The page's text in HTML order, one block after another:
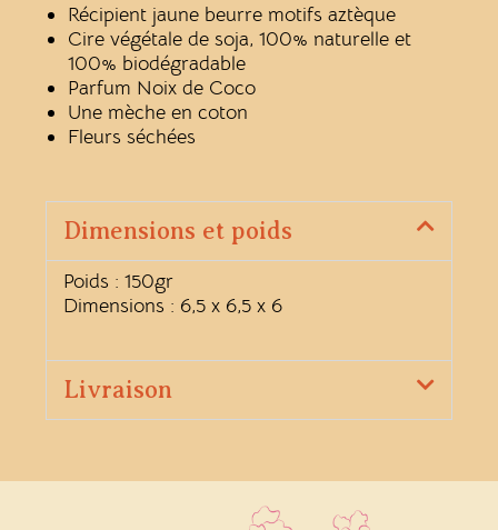
Récipient jaune beurre motifs aztèque
Cire végétale de soja, 100% naturelle et
100% biodégradable
Parfum Noix de Coco
Une mèche en coton
Fleurs séchées
Dimensions et poids
Poids : 150gr
Dimensions : 6,5 x 6,5 x 6
Livraison